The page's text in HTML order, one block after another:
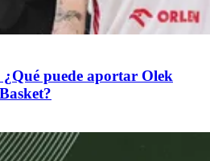
puede aportar Olek